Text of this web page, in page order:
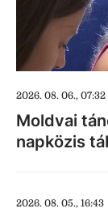
2026. 08. 06., 07:32
Moldvai
napközis
2026. 08. 05., 16:43